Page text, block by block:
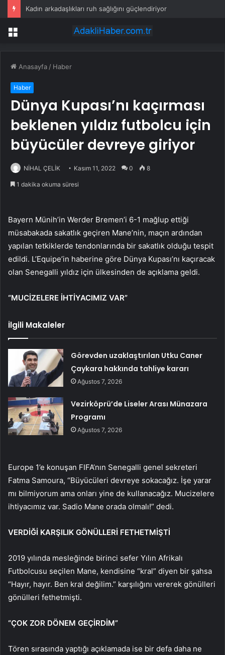
Kadın arkadaşlıkları ruh sağlığını güçlendiriyor
Menü
Anasayfa / Haber
Haber
Dünya Kupası’nı kaçırması
beklenen yıldız futbolcu için
büyücüler devreye giriyor
NİHAL ÇELİK Kasım 11, 2022 0 8
1 dakika okuma süresi
Bayern Münih’in Werder Bremen’i 6-1 mağlup ettiği
müsabakada sakatlık geçiren Mane’nin, maçın ardından
yapılan tetkiklerde tendonlarında bir sakatlık olduğu tespit
edildi. L’Equipe’in haberine göre Dünya Kupası’nı kaçıracak
olan Senegalli yıldız için ülkesinden de açıklama geldi.
“MUCİZELERE İHTİYACIMIZ VAR”
İlgili Makaleler
Görevden uzaklaştırılan Utku Caner
Çaykara hakkında tahliye kararı
Ağustos 7, 2026
Vezirköprü’de Liseler Arası Münazara
Programı
Ağustos 7, 2026
Europe 1’e konuşan FIFA’nın Senegalli genel sekreteri
Fatma Samoura, “Büyücüleri devreye sokacağız. İşe yarar
mı bilmiyorum ama onları yine de kullanacağız. Mucizelere
ihtiyacımız var. Sadio Mane orada olmalı!” dedi.
VERDİĞİ KARŞILIK GÖNÜLLERİ FETHETMİŞTİ
2019 yılında mesleğinde birinci sefer Yılın Afrikalı
Futbolcusu seçilen Mane, kendisine “kral” diyen bir şahsa
“Hayır, hayır. Ben kral değilim.” karşılığını vererek gönülleri
gönülleri fethetmişti.
“ÇOK ZOR DÖNEM GEÇİRDİM”
Tören sırasında yaptığı açıklamada ise bir defa daha ne